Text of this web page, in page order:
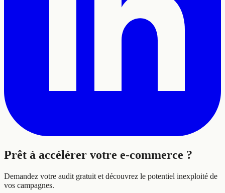
Prêt à accélérer votre e-commerce ?
Demandez votre audit gratuit et découvrez le potentiel inexploité de
vos campagnes.